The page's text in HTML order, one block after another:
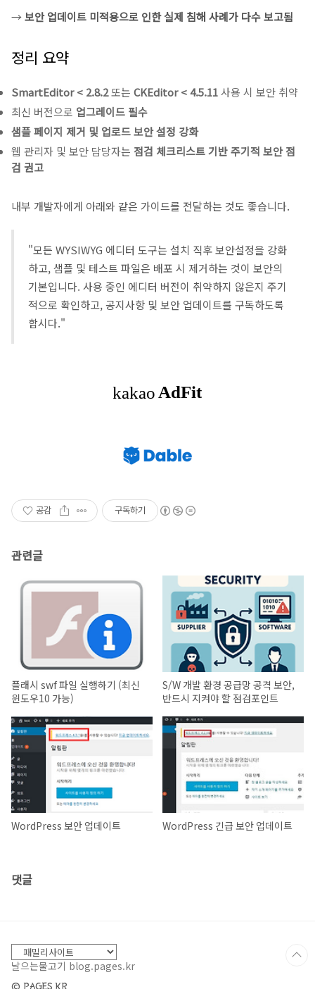
→보안 업데이트 미적용으로 인한 실제 침해 사례가 다수 보고됨
정리 요약
SmartEditor < 2.8.2또는 CKEditor < 4.5.11사용 시 보안 취약
최신 버전으로 업그레이드 필수
샘플 페이지 제거 및 업로드 보안 설정 강화
웹 관리자 및 보안 담당자는 점검 체크리스트 기반 주기적 보안 점
검 권고
내부 개발자에게 아래와 같은 가이드를 전달하는 것도 좋습니다.
"모든 WYSIWYG 에디터 도구는 설치 직후 보안설정을 강화
하고, 샘플 및 테스트 파일은 배포 시 제거하는 것이 보안의
기본입니다. 사용 중인 에디터 버전이 취약하지 않은지 주기
적으로 확인하고, 공지사항 및 보안 업데이트를 구독하도록
합시다."
공감 구독하기
관련글
플래시 swf 파일 실행하기 (최신
윈도우10 가능)
S/W 개발 환경 공급망 공격 보안,
반드시 지켜야 할 점검포인트
WordPress 보안 업데이트 WordPress 긴급 보안 업데이트
댓글
날으는물고기 blog.pages.kr
© PAGES.KR